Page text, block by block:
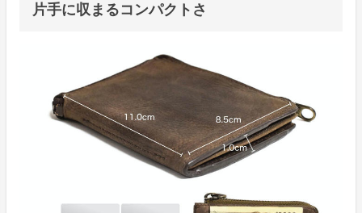
片手に収まるコンパクトさ